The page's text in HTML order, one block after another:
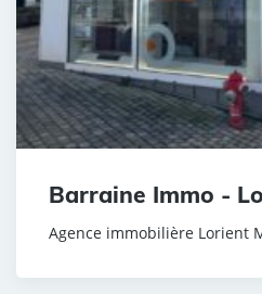
Barraine Immo -
Agence immobilière Lorient